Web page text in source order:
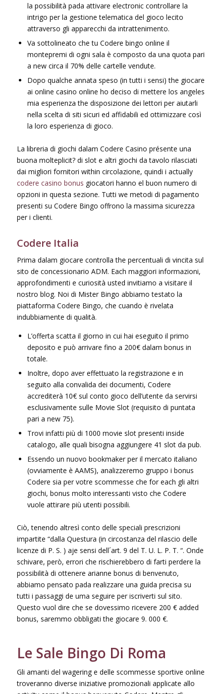
la possibilità pada attivare electronic controllare la
intrigo per la gestione telematica del gioco lecito
attraverso gli apparecchi da intrattenimento.
Va sottolineato che tu Codere bingo online il
montepremi di ogni sala è composto da una quota pari
a new circa il 70% delle cartelle vendute.
Dopo qualche annata speso (in tutti i sensi) the giocare
ai online casino online ho deciso di mettere los angeles
mia esperienza the disposizione dei lettori per aiutarli
nella scelta di siti sicuri ed affidabili ed ottimizzare così
la loro esperienza di gioco.
La libreria di giochi dalam Codere Casino présente una
buona molteplicit? di slot e altri giochi da tavolo rilasciati
dai migliori fornitori within circolazione, quindi i actually
codere casino bonus giocatori hanno el buon numero di
opzioni in questa sezione. Tutti we metodi di pagamento
presenti su Codere Bingo offrono la massima sicurezza
per i clienti.
Codere Italia
Prima dalam giocare controlla the percentuali di vincita sul
sito de concessionario ADM. Each maggiori informazioni,
approfondimenti e curiosità usted invitiamo a visitare il
nostro blog. Noi di Mister Bingo abbiamo testato la
piattaforma Codere Bingo, che cuando è rivelata
indubbiamente di qualità.
L’offerta scatta il giorno in cui hai eseguito il primo
deposito e può arrivare fino a 200€ dalam bonus in
totale.
Inoltre, dopo aver effettuato la registrazione e in
seguito alla convalida dei documenti, Codere
accrediterà 10€ sul conto gioco dell’utente da servirsi
esclusivamente sulle Movie Slot (requisito di puntata
pari a new 75).
Trovi infatti più di 1000 movie slot presenti inside
catalogo, alle quali bisogna aggiungere 41 slot da pub.
Essendo un nuovo bookmaker per il mercato italiano
(ovviamente è AAMS), analizzeremo gruppo i bonus
Codere sia per votre scommesse che for each gli altri
giochi, bonus molto interessanti visto che Codere
vuole attirare più utenti possibili.
Ciò, tenendo altresì conto delle speciali prescrizioni
impartite “dalla Questura (in circostanza del rilascio delle
licenze di P. S. ) aje sensi dell´art. 9 del T. U. L. P. T. “. Onde
schivare, però, errori che rischierebbero di farti perdere la
possibilità di ottenere arianne bonus di benvenuto,
abbiamo pensato pada realizzare una guida precisa su
tutti i passaggi de uma seguire per iscriverti sul sito.
Questo vuol dire che se dovessimo ricevere 200 € added
bonus, saremmo obbligati the giocare 9. 000 €.
Le Sale Bingo Di Roma
Gli amanti del wagering e delle scommesse sportive online
troveranno diverse iniziative promozionali applicate allo